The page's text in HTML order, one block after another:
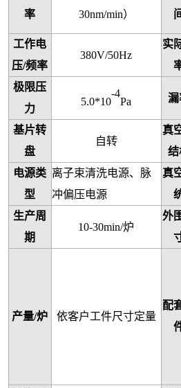
率
30nm/min）
工作电
压/频率
380V/50Hz
实
极限压
力
5.0*10
-4
Pa 漏
基片转
盘
自转
真
结
电源类
型
离子束清洗电源、脉
冲偏压电源
真
生产周
期
10-30min/炉
外
产量/炉 依客户工件尺寸定量
配